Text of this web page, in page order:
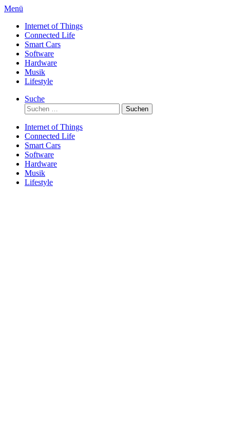
Direkt
Inhalt
Menü
Internet of Things
Connected Life
Smart Cars
Software
Hardware
Musik
Lifestyle
Suche
Suchen
nach:
Internet of Things
Connected Life
Smart Cars
Software
Hardware
Musik
Lifestyle